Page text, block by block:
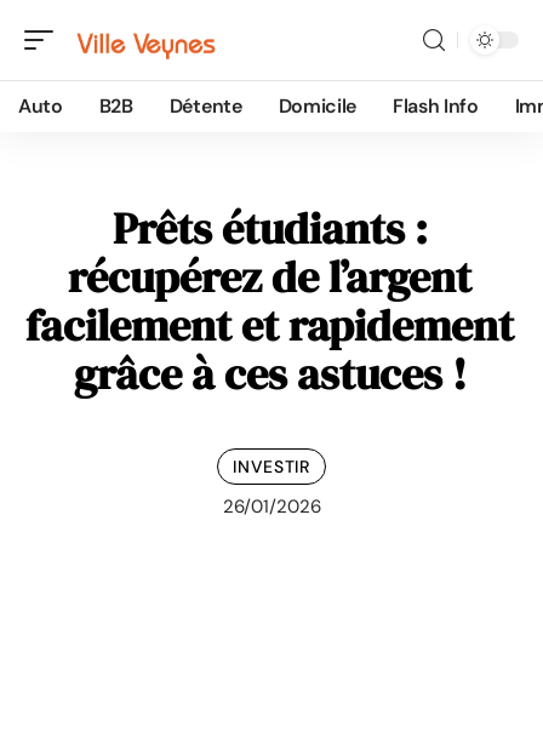
Auto B2B Détente Domicile Flash Info
Prêts étudiants :
récupérez de l’argent
facilement et rapidement
grâce à ces astuces !
INVESTIR
26/01/2026